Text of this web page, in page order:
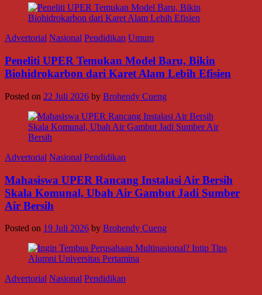
Advertorial Nasional Pendidikan Umum
Peneliti UPER Temukan Model Baru, Bikin
Biohidrokarbon dari Karet Alam Lebih Efisien
Posted on 22 Juli 2026 by Brohendy Cueng
Advertorial Nasional Pendidikan
Mahasiswa UPER Rancang Instalasi Air Bersih
Skala Komunal, Ubah Air Gambut Jadi Sumber
Air Bersih
Posted on 19 Juli 2026 by Brohendy Cueng
Advertorial Nasional Pendidikan